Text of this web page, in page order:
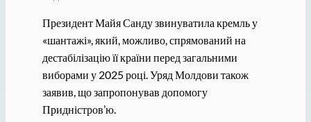
Президент Майя Санду звинуватила кремль у
«шантажі», який, можливо, спрямований на
дестабілізацію її країни перед загальними
виборами у 2025 році. Уряд Молдови також
заявив, що запропонував допомогу
Придністров’ю.